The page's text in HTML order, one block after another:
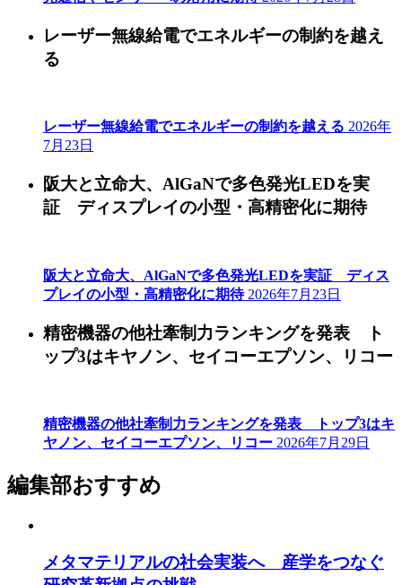
レーザー無線給電でエネルギーの制約を越え
る
レーザー無線給電でエネルギーの制約を越える 2026年
7月23日
阪大と立命大、AlGaNで多色発光LEDを実
証 ディスプレイの小型・高精密化に期待
阪大と立命大、AlGaNで多色発光LEDを実証 ディス
プレイの小型・高精密化に期待 2026年7月23日
精密機器の他社牽制力ランキングを発表 ト
ップ3はキヤノン、セイコーエプソン、リコー
精密機器の他社牽制力ランキングを発表 トップ3はキ
ヤノン、セイコーエプソン、リコー 2026年7月29日
編集部おすすめ
メタマテリアルの社会実装へ 産学をつなぐ